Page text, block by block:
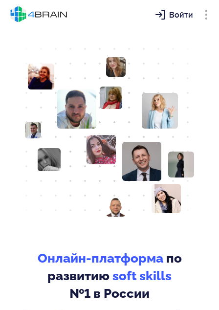
Войти
Онлайн-платформапо
развитию soft skills
№1 в России